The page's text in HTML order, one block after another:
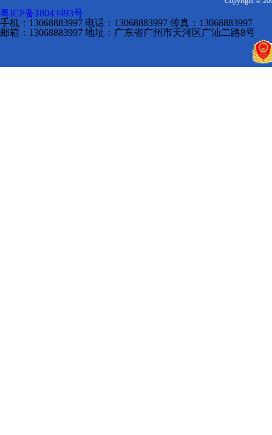
粤ICP备18043493号
手机：13068883997 电话：13068883997 传真：13068883997
邮箱：13068883997 地址：广东省广州市天河区广汕二路8号